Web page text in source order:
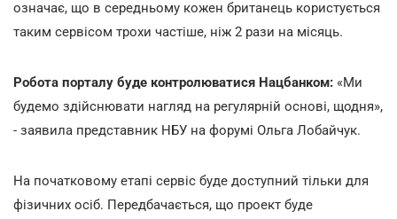
означає, що в середньому кожен британець користується
таким сервісом трохи частіше, ніж 2 рази на місяць.
Робота порталу буде контролюватися Нацбанком: «Ми
будемо здійснювати нагляд на регулярній основі, щодня»,
- заявила представник НБУ на форумі Ольга Лобайчук.
На початковому етапі сервіс буде доступний тільки для
фізичних осіб. Передбачається, що проект буде